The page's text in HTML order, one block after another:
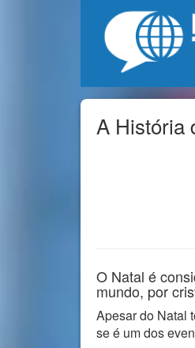
A História
O Natal é
mundo, por
Apesar do Natal
se é um dos